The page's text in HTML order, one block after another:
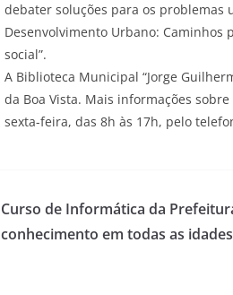
debater soluções para os problemas
Desenvolvimento Urbano: Caminhos
social”.
A Biblioteca Municipal “Jorge
da Boa Vista. Mais informações
sexta-feira, das 8h às 17h, pelo
Curso de Informática da
conhecimento em todas as